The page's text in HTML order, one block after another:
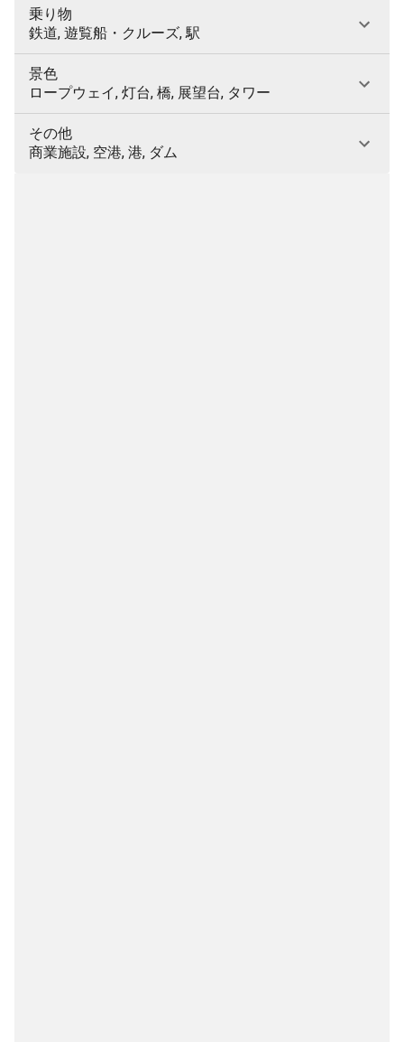
乗り物
鉄道, 遊覧船・クルーズ, 駅
景色
ロープウェイ, 灯台, 橋, 展望台, タワー
その他
商業施設, 空港, 港, ダム